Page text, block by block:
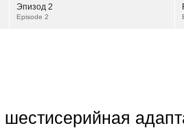
Эпизод 2
Episode 2